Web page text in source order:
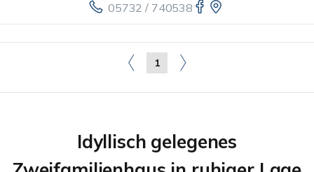
05732 / 740538
1
Idyllisch gelegenes